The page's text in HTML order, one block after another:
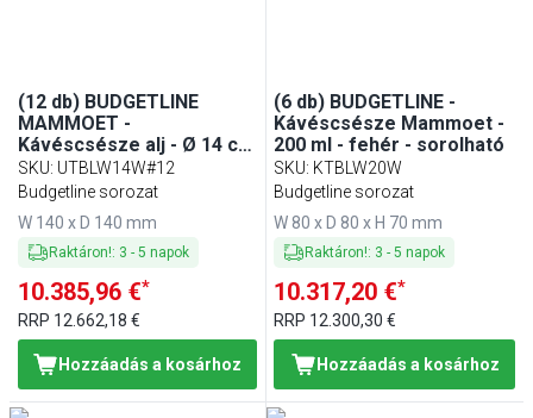
(12 db) BUDGETLINE
MAMMOET -
Kávéscsésze alj - Ø 14 cm
- porcelán - Fehér
SKU: UTBLW14W#12
Budgetline sorozat
W 140 x D 140 mm
Raktáron!: 3 - 5 napok
10.385,96 €*
RRP 12.662,18 €
Hozzáadás a kosárhoz
(6 db) BUDGETLINE -
Kávéscsésze Mammoet -
200 ml - fehér - sorolható
SKU: KTBLW20W
Budgetline sorozat
W 80 x D 80 x H 70 mm
Raktáron!: 3 -5 napok
10.317,20 €*
RRP 12.300,30 €
Hozzáadás a kosárhoz